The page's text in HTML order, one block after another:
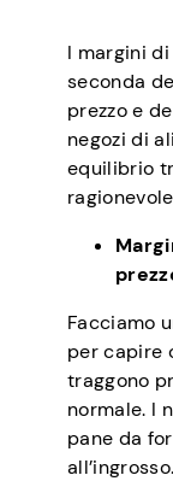
I margini
seconda
prezzo e
negozi di
equilibrio
Facciamo
per capire
traggono
normale. I
pane da